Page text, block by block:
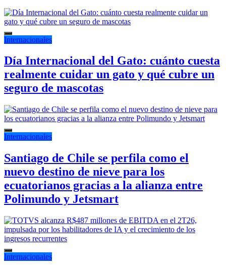
Internacionales
Día Internacional del Gato: cuánto cuesta
realmente cuidar un gato y qué cubre un
seguro de mascotas
Internacionales
Santiago de Chile se perfila como el
nuevo destino de nieve para los
ecuatorianos gracias a la alianza entre
Polimundo y Jetsmart
Internacionales